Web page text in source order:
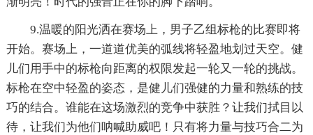
9.温暖的阳光洒在赛场上，男子乙组标枪的比赛即将
开始。赛场上，一道道优美的弧线将轻盈地划过天空。健
儿们用手中的标枪向距离的权限发起一轮又一轮的挑战。
标枪在空中轻盈的姿态，是健儿们强健的力量和熟练的技
巧的结合。谁能在这场激烈的竞争中获胜？让我们拭目以
待，让我们为他们呐喊助威吧！只有将力量与技巧合二为